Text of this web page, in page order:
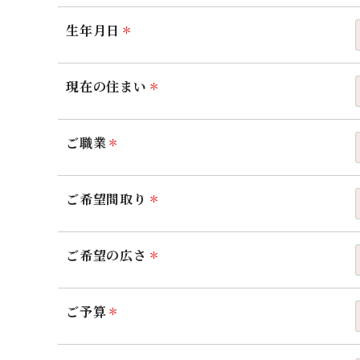
生年月日
現在の住まい
ご職業
ご希望間取り
ご希望の広さ
ご予算